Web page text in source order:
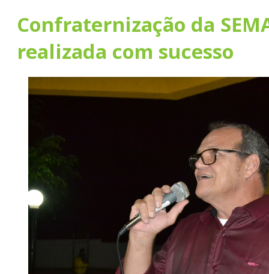
Confraternização da
realizada com sucesso